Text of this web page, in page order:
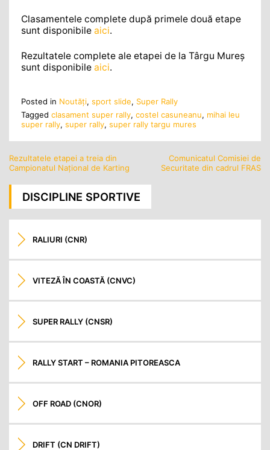
Clasamentele complete după primele două etape
sunt disponibile aici.
Rezultatele complete ale etapei de la Târgu Mureș
sunt disponibile aici.
Posted in Noutăţi, sport slide, Super Rally
Tagged clasament super rally, costel casuneanu, mihai leu
super rally, super rally, super rally targu mures
Navigare
articole
Rezultatele etapei a treia din
Campionatul Național de Karting
Comunicatul Comisiei de
Securitate din cadrul FRAS
DISCIPLINE SPORTIVE
RALIURI (CNR)
VITEZĂ ÎN COASTĂ (CNVC)
SUPER RALLY (CNSR)
RALLY START – ROMANIA PITOREASCA
OFF ROAD (CNOR)
DRIFT (CN DRIFT)